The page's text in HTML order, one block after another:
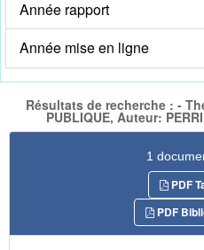
Année rapport
Année mise en ligne
Résultats de recherche : -
PUBLIQUE, Auteur:
1
PDF
PDF